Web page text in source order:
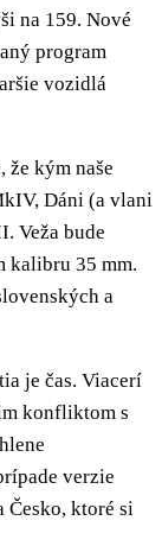
na 159. Nové
program
vozidlá
že kým naše
Dáni (a vlani
Veža bude
kalibru 35 mm.
a
je čas. Viacerí
konfliktom s
verzie
ktoré si